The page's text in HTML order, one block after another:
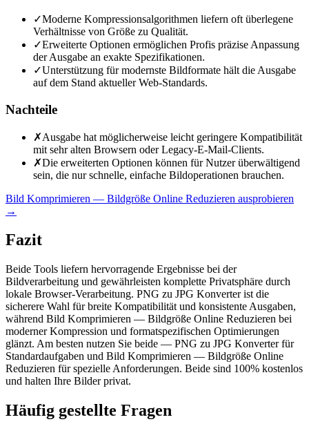
✓Moderne Kompressionsalgorithmen liefern oft überlegene
Verhältnisse von Größe zu Qualität.
✓Erweiterte Optionen ermöglichen Profis präzise Anpassung
der Ausgabe an exakte Spezifikationen.
✓Unterstützung für modernste Bildformate hält die Ausgabe
auf dem Stand aktueller Web-Standards.
Nachteile
✗Ausgabe hat möglicherweise leicht geringere Kompatibilität
mit sehr alten Browsern oder Legacy-E-Mail-Clients.
✗Die erweiterten Optionen können für Nutzer überwältigend
sein, die nur schnelle, einfache Bildoperationen brauchen.
Bild Komprimieren — Bildgröße Online Reduzieren ausprobieren
→
Fazit
Beide Tools liefern hervorragende Ergebnisse bei der
Bildverarbeitung und gewährleisten komplette Privatsphäre durch
lokale Browser-Verarbeitung. PNG zu JPG Konverter ist die
sicherere Wahl für breite Kompatibilität und konsistente Ausgaben,
während Bild Komprimieren — Bildgröße Online Reduzieren bei
moderner Kompression und formatspezifischen Optimierungen
glänzt. Am besten nutzen Sie beide — PNG zu JPG Konverter für
Standardaufgaben und Bild Komprimieren — Bildgröße Online
Reduzieren für spezielle Anforderungen. Beide sind 100% kostenlos
und halten Ihre Bilder privat.
Häufig gestellte Fragen